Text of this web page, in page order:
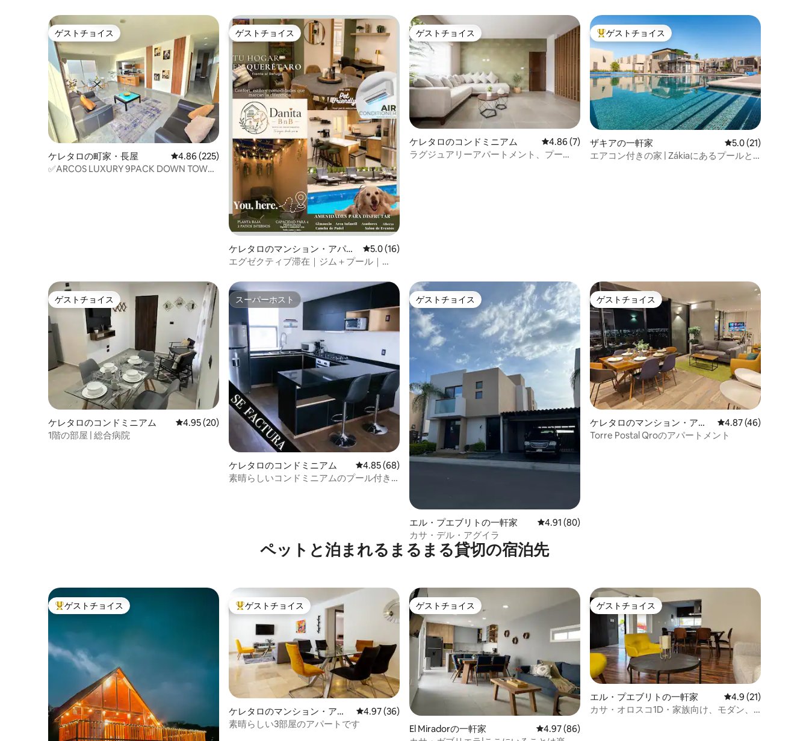
ゲストチョイス
ゲストチョイス
ケレタロの町家・長屋 レビュー225件、5つ星中4.86つ星の平均評価
4.86 (225)
✅ARCOS LUXURY 9PACK DOWN TOWN
ゲストチョイス
ゲストチョイス
ケレタロのマンション・アパー
ト
レビュー16件、5つ星中5.0つ星の平均評価
5.0 (16)
エグゼクティブ滞在｜ジム＋プール｜
ゲストチョイス
ゲストチョイス
ケレタロのコンドミニアム レビュー7件、5つ星中4.86つ星の平均評価
4.86 (7)
ラグジュアリーアパートメント、プー
大好評のゲストチョイスです。
ゲストチョイス
ザキアの一軒家 レビュー21件、5つ
5.0 (21)
エアコン付きの家 | Zákiaにあるプールと
ゲストチョイス
ゲストチョイス
ケレタロのコンドミニアム レビュー20件、5つ星中4.95つ星の平均評価
4.95 (20)
1階の部屋 | 総合病院
スーパーホスト
スーパーホスト
ケレタロのコンドミニアム レビュー68件、5つ星中4.85つ星の平均評価
4.85 (68)
素晴らしいコンドミニアムのプール付き
ゲストチョイス
ゲストチョイス
エル・プエブリトの一軒家 レビュー80件、5つ星中4.91つ星の平均評価
4.91 (80)
カサ・デル・アグイラ
ゲストチョイス
ゲストチョイス
ケレタロのマンション・アパ
ート
レビュー46件、5つ
4.87 (46)
Torre Postal Qroのアパートメント
ペットと泊まれるまるまる貸切の宿泊先
大好評のゲストチョイスです。
ゲストチョイス 大好評のゲストチョイスです。
ゲストチョイス
ケレタロのマンション・アパ
ート
レビュー36件、5つ星中4.97つ星の平均評価
4.97 (36)
素晴らしい3部屋のアパートです
ゲストチョイス
ゲストチョイス
El Miradorの一軒家 レビュー86件、5つ星中4.97つ星の平均評価
4.97 (86)
ゲストチョイス
ゲストチョイス
エル・プエブリトの一軒家 レビュー21件、5つ
4.9 (21)
カサ・オロスコ1D・家族向け、モダン、